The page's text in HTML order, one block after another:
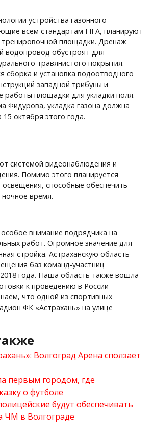
устройства газонного
всем стандартам FIFA, планируют
тренировочной площадки. Дренаж
водопровод обустроят для
травянистого покрытия.
сборка и установка водоотводного
западной трибуны и
работы площадки для укладки поля.
Фидурова, укладка газона должна
октября этого года.
системой видеонаблюдения и
Помимо этого планируется
способные обеспечить
время.
внимание подрядчика на
работ. Огромное значение для
стройка. Астраханскую область
баз команд-участниц
года. Наша область также вошла
к проведению в России
что одной из спортивных
ФК «Астрахань» на улице
Волгоград Арена сползает
первым городом, где
о футболе
будут обеспечивать
ЧМ в Волгограде